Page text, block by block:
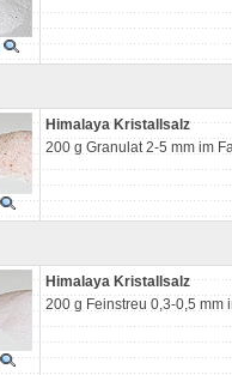
Himalaya Kristallsalz
200 g Granulat 2-5 mm im
Himalaya Kristallsalz
200 g Feinstreu 0,3-0,5 mm